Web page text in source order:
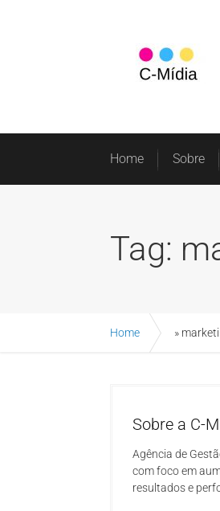
Home Sobre
Tag:
Home »
Sobre a C-
Agência de
com foco em
resultados e